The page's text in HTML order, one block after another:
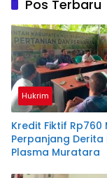
Pos Terbaru
Hukrim
Kredit Fiktif Rp760
Perpanjang Derita
Plasma Muratara